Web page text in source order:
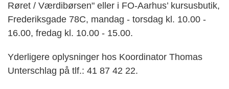
Røret / Værdibørsen" eller i FO-Aarhus’ kursusbutik,
Frederiksgade 78C, mandag - torsdag kl. 10.00 -
16.00, fredag kl. 10.00 - 15.00.
Yderligere oplysninger hos Koordinator Thomas
Unterschlag på tlf.: 41 87 42 22.